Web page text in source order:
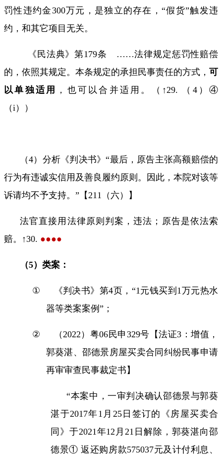
罚性违约金300万元，是独立的存在，“假货”触发违
约，和其它项目无关。
《民法典》第179条 ……法律规定惩罚性赔偿
的，依照其规定。本条规定的承担民事责任的方式， 可
以单独适用
，也可以合并适用。（↑29. （ 4）④
（i ））
（4）分析《判决书》“最后，原告主张高额赔偿的
行为有违诚实信用及善良履约原则。因此，本院对该等
诉请均不予支持。”【 211 （六）】
法官直接用法律原则判案，违法；原告是依法索
赔。↑30. ●●●●
（5）类案：
① 《判决书》第4页，“1 元钱买到 1 万元热水
器等类案案例”；
② （ 2022 ）粤06民申 329号【法证3 ：增值，
郭葵湛、邵德景房屋买卖合同纠纷民事申请
再审审查民事裁定书】
“本案中，一审判决确认邵德景与郭葵
湛于2017年1 月 25日签订的《房屋买卖合
同》于2021 年12 月 21 日解除，郭葵湛向邵
德景① 返还购房款575037元及计付利息、